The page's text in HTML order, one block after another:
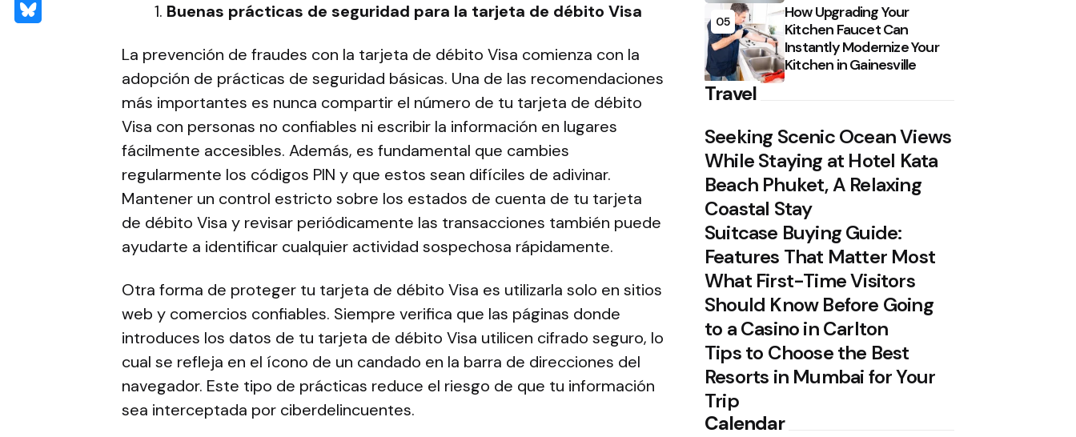
Buenas prácticas de seguridad para la tarjeta de débito Visa
La prevención de fraudes con la tarjeta de débito Visa comienza con la
adopción de prácticas de seguridad básicas. Una de las recomendaciones
más importantes es nunca compartir el número de tu tarjeta de débito
Visa con personas no confiables ni escribir la información en lugares
fácilmente accesibles. Además, es fundamental que cambies
regularmente los códigos PIN y que estos sean difíciles de adivinar.
Mantener un control estricto sobre los estados de cuenta de tu tarjeta
de débito Visa y revisar periódicamente las transacciones también puede
ayudarte a identificar cualquier actividad sospechosa rápidamente.
Otra forma de proteger tu tarjeta de débito Visa es utilizarla solo en sitios
web y comercios confiables. Siempre verifica que las páginas donde
introduces los datos de tu tarjeta de débito Visa utilicen cifrado seguro, lo
cual se refleja en el ícono de un candado en la barra de direcciones del
navegador. Este tipo de prácticas reduce el riesgo de que tu información
sea interceptada por ciberdelincuentes.
05
How Upgrading Your
Kitchen Faucet Can
Instantly Modernize Your
Kitchen in Gainesville
Travel
Seeking Scenic Ocean Views
While Staying at Hotel Kata
Beach Phuket, A Relaxing
Coastal Stay
Suitcase Buying Guide:
Features That Matter Most
What First-Time Visitors
Should Know Before Going
to a Casino in Carlton
Tips to Choose the Best
Resorts in Mumbai for Your
Trip
Calendar